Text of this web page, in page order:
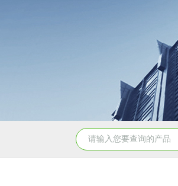
YSCYS-010臭氧老化试验设备